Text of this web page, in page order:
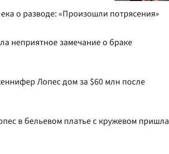
о разводе: «Произошли потрясения»
неприятное замечание о браке
Лопес дом за $60 млн после
в бельевом платье с кружевом пришла